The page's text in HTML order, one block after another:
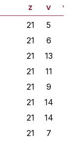
Z V VP
21 5
21 6
21 13
21 11
21 9
21 14
21 14
21 7